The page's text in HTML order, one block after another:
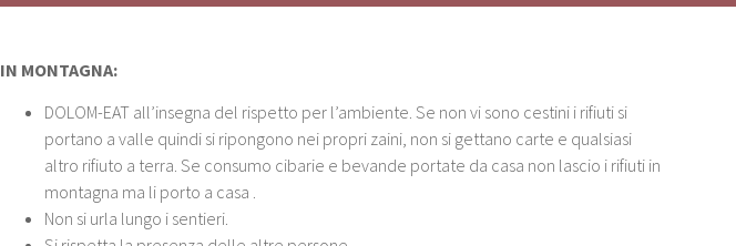
IN MONTAGNA:
DOLOM-EAT all’insegna del rispetto per l’ambiente. Se non vi sono cestini i rifiuti si
portano a valle quindi si ripongono nei propri zaini, non si gettano carte e qualsiasi
altro rifiuto a terra. Se consumo cibarie e bevande portate da casa non lascio i rifiuti in
montagna ma li porto a casa .
Non si urla lungo i sentieri.